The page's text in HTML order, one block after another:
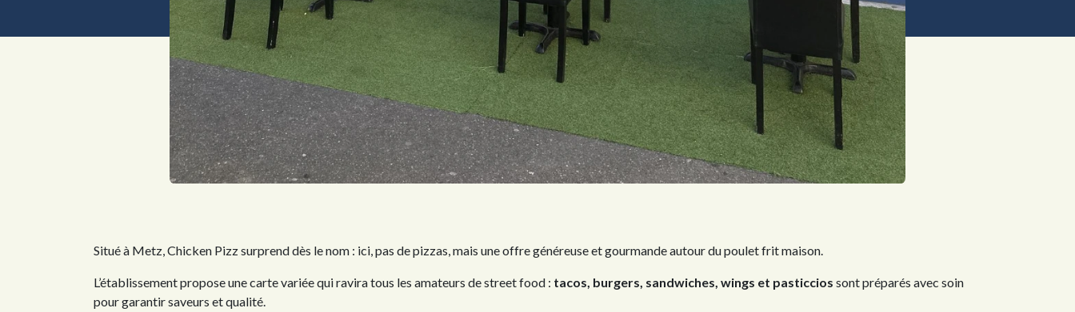
Situé à Metz, Chicken Pizz surprend dès le nom : ici, pas de pizzas, mais une offre généreuse et gourmande autour du poulet frit maison.
L’établissement propose une carte variée qui ravira tous les amateurs de street food : tacos, burgers, sandwiches, wings et pasticcios sont préparés avec soin
pour garantir saveurs et qualité.